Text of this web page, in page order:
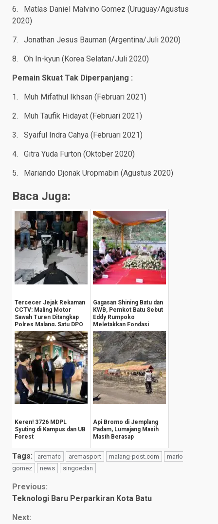
6. Matías Daniel Malvino Gomez (Uruguay/Agustus
2020)
7. Jonathan Jesus Bauman (Argentina/Juli 2020)
8. Oh In-kyun (Korea Selatan/Juli 2020)
Pemain Skuat Tak Diperpanjang :
1. Muh Mifathul Ikhsan (Februari 2021)
2. Muh Taufik Hidayat (Februari 2021)
3. Syaiful Indra Cahya (Februari 2021)
4. Gitra Yuda Furton (Oktober 2020)
5. Mariando Djonak Uropmabin (Agustus 2020)
Baca Juga:
Tercecer Jejak Rekaman
CCTV: Maling Motor
Sawah Turen Ditangkap
Polres Malang, Satu DPO
Gagasan Shining Batu dan
KWB, Pemkot Batu Sebut
Eddy Rumpoko
Meletakkan Fondasi
Wisata Dunia
Keren! 3726 MDPL
Syuting di Kampus dan UB
Forest
Api Bromo di Jemplang
Padam, Lumajang Masih
Masih Berasap
Tags: aremafc aremasport malang-post.com
mario
gomez
news singoedan
Continue
Previous:
Teknologi Baru Perparkiran Kota Batu
Next: